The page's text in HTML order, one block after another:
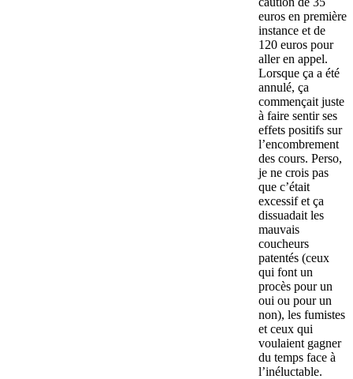
euros en première
instance et de
120 euros pour
aller en appel.
Lorsque ça a été
annulé, ça
commençait juste
à faire sentir ses
effets positifs sur
l’encombrement
des cours. Perso,
je ne crois pas
que c’était
excessif et ça
dissuadait les
mauvais
coucheurs
patentés (ceux
qui font un
procès pour un
oui ou pour un
non), les fumistes
et ceux qui
voulaient gagner
du temps face à
l’inéluctable.